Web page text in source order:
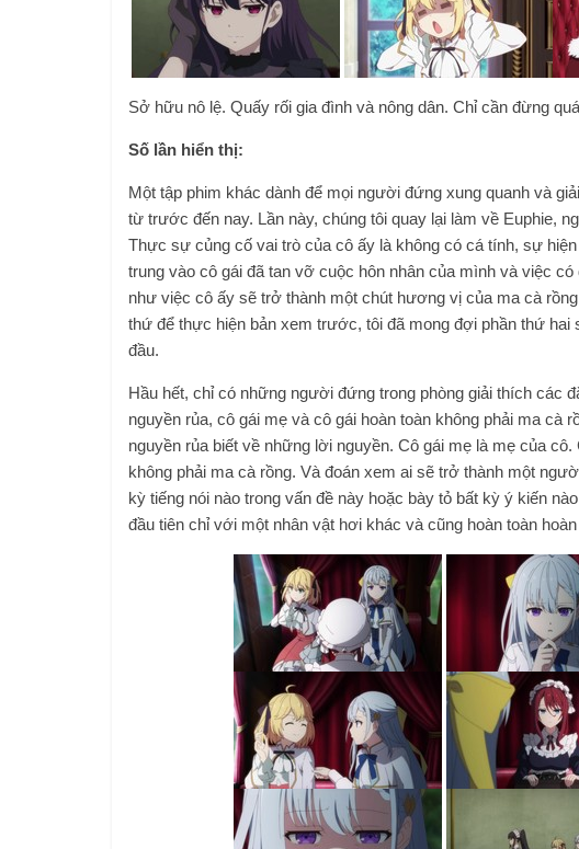
Sở hữu nô lệ. Quấy rối gia đình và nông dân. Chỉ cần đừng
Số lần hiển thị:
Một tập phim khác dành để mọi người đứng xung quanh và
từ ​​​​trước đến nay. Lần này, chúng tôi quay lại làm về Euphie,
Thực sự củng cố vai trò của cô ấy là không có cá tính, sự
trung vào cô gái đã tan vỡ cuộc hôn nhân của mình và việc
như việc cô ấy sẽ trở thành một chút hương vị của ma cà
thứ để thực hiện bản xem trước, tôi đã mong đợi phần thứ
đầu.
Hầu hết, chỉ có những người đứng trong phòng giải thích các
nguyền rủa, cô gái mẹ và cô gái hoàn toàn không phải ma
nguyền rủa biết về những lời nguyền. Cô gái mẹ là mẹ của
không phải ma cà rồng. Và đoán xem ai sẽ trở thành một
kỳ tiếng nói nào trong vấn đề này hoặc bày tỏ bất kỳ ý kiến
đầu tiên chỉ với một nhân vật hơi khác và cũng hoàn toàn